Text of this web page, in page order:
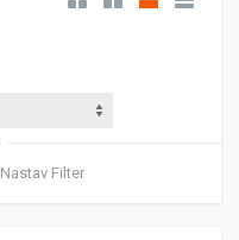
Nastav Filter